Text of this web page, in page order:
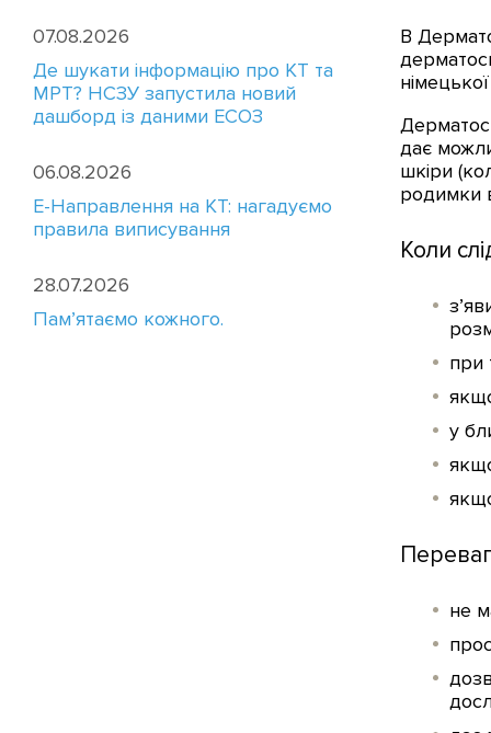
07.08.2026
Де шукати інформацію про КТ та
МРТ? НСЗУ запустила новий
дашборд із даними ЕСОЗ
06.08.2026
E-Направлення на КТ: нагадуємо
правила виписування
28.07.2026
Пам’ятаємо кожного.
В
дає
шкіри
родимки
Коли
при
у
не